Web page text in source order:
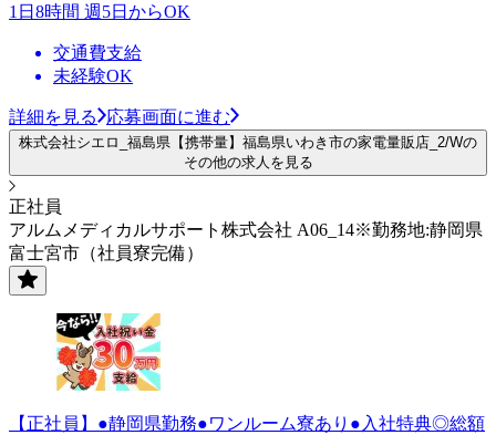
1日8時間 週5日からOK
交通費支給
未経験OK
詳細を見る 応募画面に進む
株式会社シエロ_福島県【携帯量】福島県いわき市の家電量販店_2/Wの
その他の求人を見る
正社員
アルムメディカルサポート株式会社 A06_14※勤務地:静岡県
富士宮市（社員寮完備）
【正社員】●静岡県勤務●ワンルーム寮あり●入社特典◎総額